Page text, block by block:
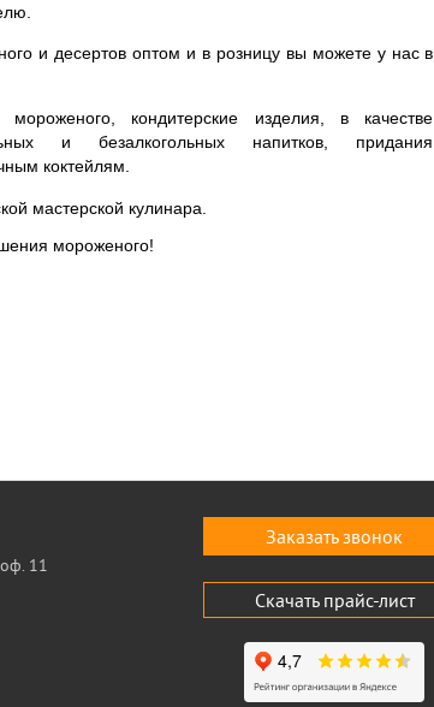
и десертов оптом и в розницу вы можете у нас в
кондитерские изделия, в качестве
и безалкогольных напитков, придания
коктейлям.
мастерской кулинара.
мороженого!
11
Заказать звонок
Скачать прайс-лист